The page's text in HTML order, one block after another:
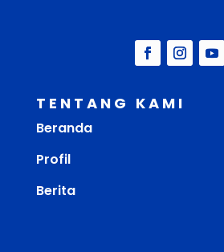
TENTANG KAMI
Beranda
Profil
Berita